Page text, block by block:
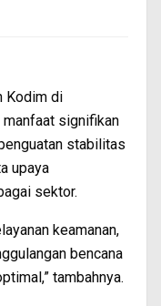
Kodim di
manfaat signifikan
stabilitas
upaya
sektor.
keamanan,
bencana
tambahnya.